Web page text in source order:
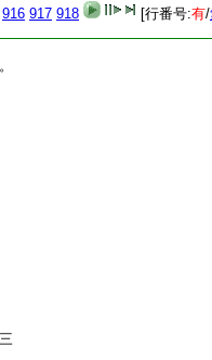
916 917 918 [行番号:有/